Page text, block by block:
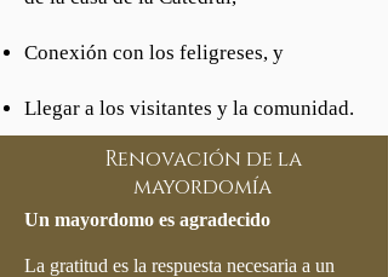
Conexión con los feligreses, y
Llegar a los visitantes y la comunidad.
Renovación de la
mayordomía
Un mayordomo es agradecido
La gratitud es la respuesta necesaria a un